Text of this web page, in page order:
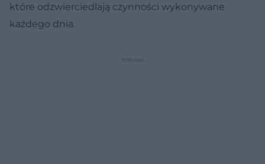
które odzwierciedlają czynności wykonywane
każdego dnia.